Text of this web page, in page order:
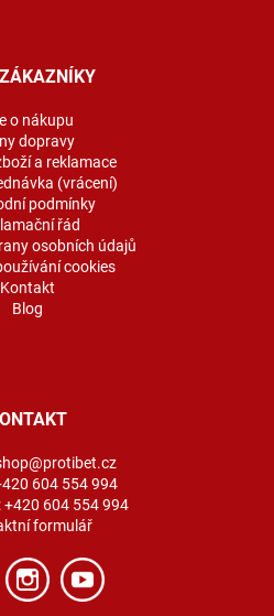
o nákupu
dopravy
a reklamace
(vrácení)
podmínky
řád
osobních údajů
cookies
Kontakt
Blog
604 554 994
+420 604 554 994
formulář